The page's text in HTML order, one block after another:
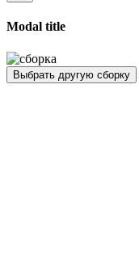
Modal title
Выбрать другую сборку